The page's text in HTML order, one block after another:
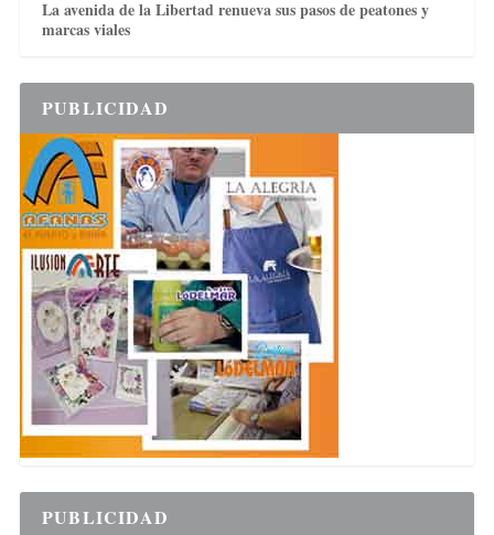
La avenida de la Libertad renueva sus pasos de peatones y
marcas viales
PUBLICIDAD
PUBLICIDAD